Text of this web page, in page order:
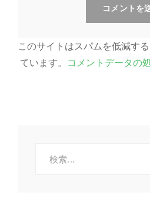
このサイトはスパムを低減す
ています。 コメントデータの